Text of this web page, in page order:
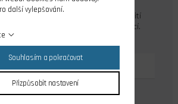
z kompozitních materiálů za použití
uhlíkových vláken s nylonouvou matricí.
228.6
další vylepšování.
Souhlasím a pokračovat
Přizpůsobit nastavení